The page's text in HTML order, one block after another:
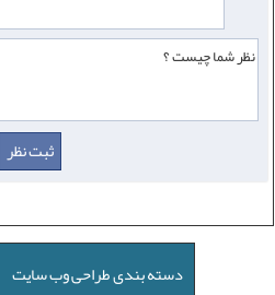
دسته بندی طراحی وب سایت